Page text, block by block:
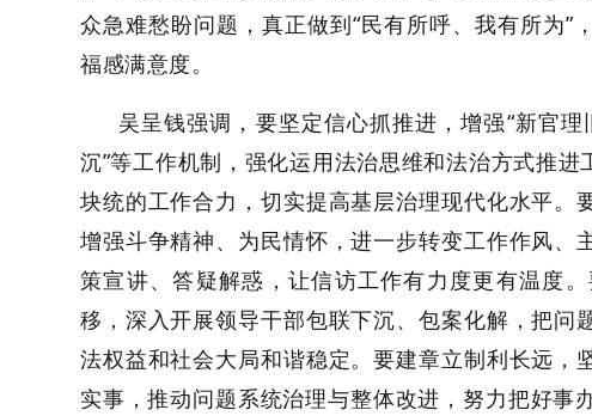
众急难愁盼问题，真正做到“民有所呼、我有所为
福感满意度。
吴呈钱强调，要坚定信心抓推进，增强“新官理
沉”等工作机制，强化运用法治思维和法治方式推
块统的工作合力，切实提高基层治理现代化水平。
增强斗争精神、为民情怀，进一步转变工作作风
策宣讲、答疑解惑，让信访工作有力度更有温度
移，深入开展领导干部包联下沉、包案化解，把
法权益和社会大局和谐稳定。要建章立制利长远，
实事，推动问题系统治理与整体改进，努力把好事